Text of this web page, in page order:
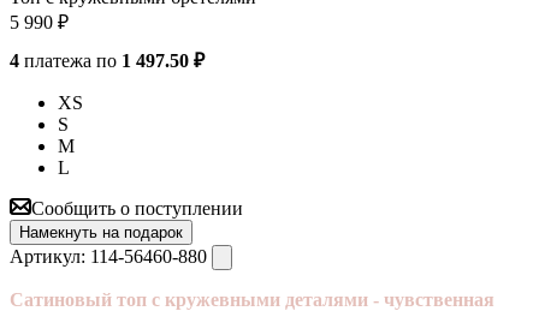
5 990 ₽
4 платежа по 1 497.50 ₽
XS
S
M
L
Сообщить о поступлении
Намекнуть на подарок
Артикул: 114-56460-880
Сатиновый топ с кружевными деталями - чувственная